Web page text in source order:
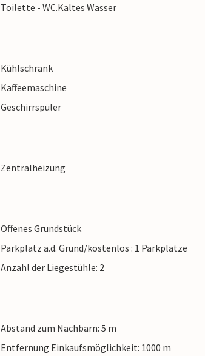
Toilette - WC.Kaltes Wasser
Kühlschrank
Kaffeemaschine
Geschirrspüler
Zentralheizung
Offenes Grundstück
Parkplatz a.d. Grund/kostenlos : 1 Parkplätze
Anzahl der Liegestühle: 2
Abstand zum Nachbarn: 5 m
Entfernung Einkaufsmöglichkeit: 1000 m